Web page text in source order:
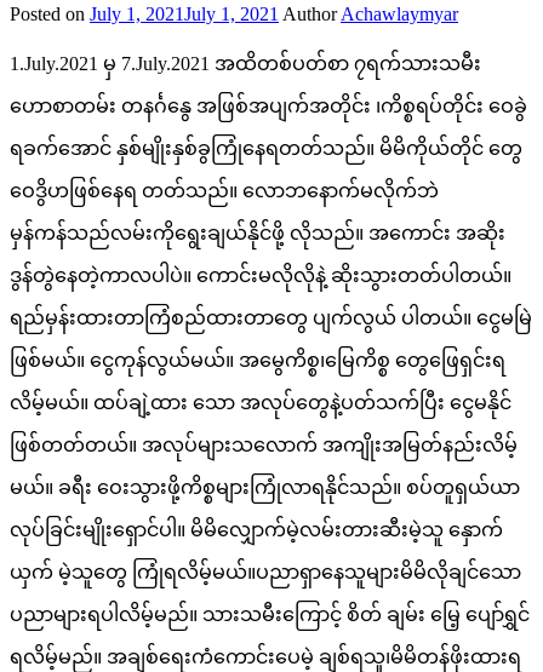
Posted on July 1, 2021July 1, 2021 Author Achawlaymyar
1.July.2021 မှ 7.July.2021 အထိတစ်ပတ်စာ ၇ရက်သားသမီး
ဟောစာတမ်း တနင်္ဂနွေ အဖြစ်အပျက်အတိုင်း ၊ကိစ္စရပ်တိုင်း ဝေခွဲ
ရခက်အောင် နှစ်မျိုးနှစ်ခွကြုံနေရတတ်သည်။ မိမိကိုယ်တိုင် တွေ
ဝေဒွိဟဖြစ်နေရ တတ်သည်။ လောဘနောက်မလိုက်ဘဲ
မှန်ကန်သည်လမ်းကိုရွေးချယ်နိုင်ဖို့ လိုသည်။ အကောင်း အဆိုး
ဒွန်တွဲနေတဲ့ကာလပါပဲ။ ကောင်းမလိုလိုနဲ့ ဆိုးသွားတတ်ပါတယ်။
ရည်မှန်းထားတာကြံစည်ထားတာတွေ ပျက်လွယ် ပါတယ်။ ငွေမမြဲ
ဖြစ်မယ်။ ငွေကုန်လွယ်မယ်။ အမွေကိစ္စ၊မြေကိစ္စ တွေဖြေရှင်းရ
လိမ့်မယ်။ ထပ်ချဲ့ထား သော အလုပ်တွေနဲ့ပတ်သက်ပြီး ငွေမနိုင်
ဖြစ်တတ်တယ်။ အလုပ်များသလောက် အကျိုးအမြတ်နည်းလိမ့်
မယ်။ ခရီး ဝေးသွားဖို့ကိစ္စများကြုံလာရနိုင်သည်။ စပ်တူရှယ်ယာ
လုပ်ခြင်းမျိုးရှောင်ပါ။ မိမိလျှောက်မဲ့လမ်းတားဆီးမဲ့သူ နှောက်
ယှက် မဲ့သူတွေ ကြုံရလိမ့်မယ်။ပညာရှာနေသူများမိမိလိုချင်သော
ပညာများရပါလိမ့်မည်။ သားသမီးကြောင့် စိတ် ချမ်း မြေ့ ပျော်ရွှင်
ရလိမ့်မည်။ အချစ်ရေးကံကောင်းပေမဲ့ ချစ်ရသူ၊မိမိတန်ဖိုးထားရ